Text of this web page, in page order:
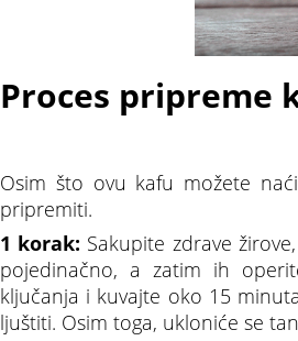
Proces pripreme
Osim što ovu kafu možete
pripremiti.
1 korak: Sakupite zdrave
pojedinačno, a zatim ih
ključanja i kuvajte oko 15
ljuštiti. Osim toga, ukloniće se